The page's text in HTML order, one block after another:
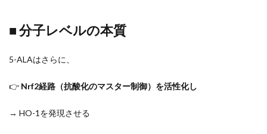
■ 分子レベルの本質
5-ALAはさらに、
👉 Nrf2経路（抗酸化のマスター制御）を活性化し
→ HO-1を発現させる